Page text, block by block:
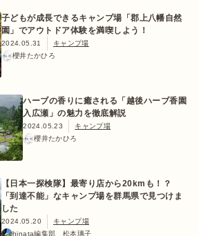
子どもが成長できるキャンプ場「郡上八幡自然
園」でアウトドア体験を満喫しよう！
2024.05.31
キャンプ場
櫻井たかひろ
ハーブの香りに癒される「越後ハーブ香園
入広瀬」の魅力を徹底解説
2024.05.23
キャンプ場
櫻井たかひろ
【日本一探検隊】最寄り店から20kmも！？
「到達不能」なキャンプ場を群馬県で見つけま
した
2024.05.20
キャンプ場
hinata編集部 松本璃子